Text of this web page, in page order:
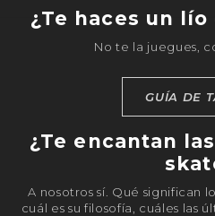
¿Te haces un
No te la juegues,
GUÍA DE
¿Te encantan
A nosotros sí. Qué significan
cuál es su filosofía, cuáles las